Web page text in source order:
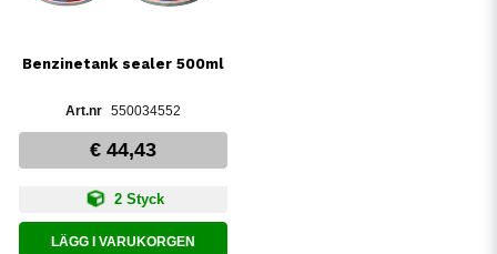
Benzinetank sealer 500ml
550034552
€ 44,43
2 Styck
LÄGG I VARUKORGEN